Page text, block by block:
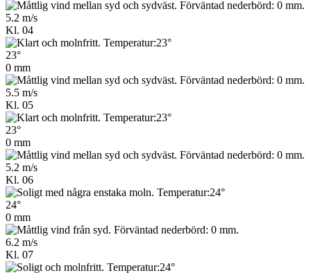
5.2 m/s
Kl. 04
23°
0 mm
5.5 m/s
Kl. 05
23°
0 mm
5.2 m/s
Kl. 06
24°
0 mm
6.2 m/s
Kl. 07